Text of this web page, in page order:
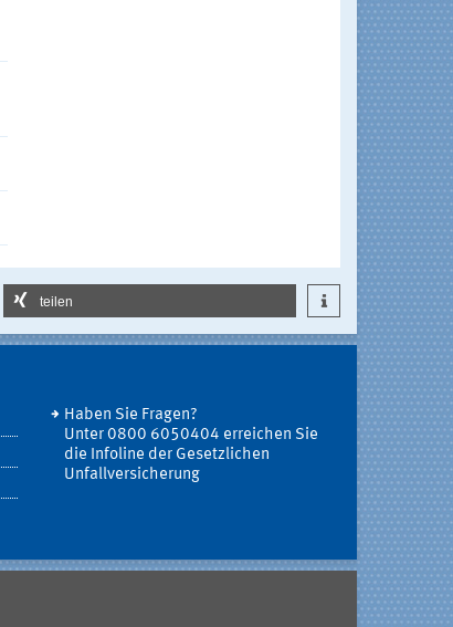
teilen
Haben Sie Fragen?
Unter 0800 6050404 erreichen Sie
die Infoline der Gesetzlichen
Unfallversicherung